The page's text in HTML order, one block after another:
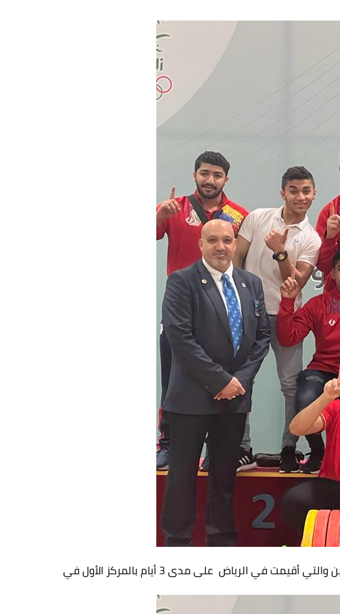
والتي أقيمت في الرياض
على مدى 3 أيام بالمركز الأول في